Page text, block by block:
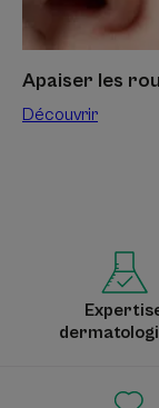
Apaiser les
Découvrir